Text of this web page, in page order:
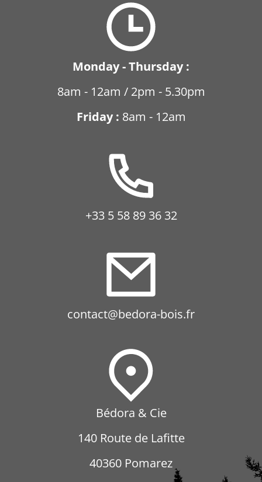
Monday - Thursday :
8am - 12am / 2pm - 5.30pm
Friday : 8am - 12am
+33 5 58 89 36 32
contact@bedora-bois.fr
Bédora & Cie
140 Route de Lafitte
40360 Pomarez